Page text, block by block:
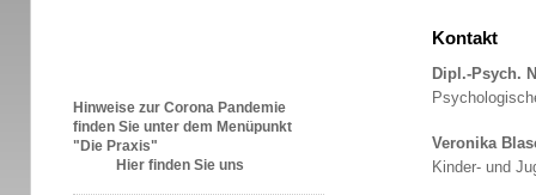
Hinweise zur Corona Pandemie
finden Sie unter dem Menüpunkt
"Die Praxis"
Hier finden Sie uns
Kontakt
Dipl.-Psych.
Veronika
Kinder- und